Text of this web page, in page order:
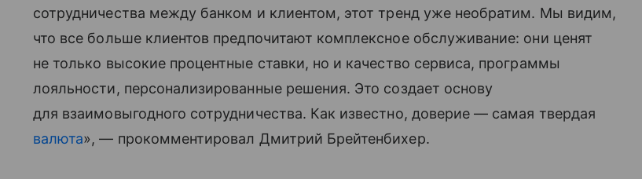
сотрудничества между банком и клиентом, этот тренд уже необратим. Мы видим,
что все больше клиентов предпочитают комплексное обслуживание: они ценят
не только высокие процентные ставки, но и качество сервиса, программы
лояльности, персонализированные решения. Это создает основу
для взаимовыгодного сотрудничества. Как известно, доверие — самая твердая
валюта», — прокомментировал Дмитрий Брейтенбихер.